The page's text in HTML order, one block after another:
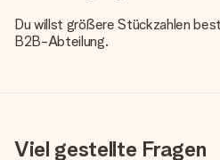
Du willst größere Stückzahlen
B2B-Abteilung.
Viel gestellte Fragen